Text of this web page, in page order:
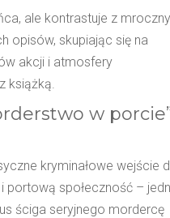
ale kontrastuje z
opisów, skupiając się na
akcji i atmosfery
książką.
w
kryminałowe wejście
portową społeczność –
ściga seryjnego mordercę